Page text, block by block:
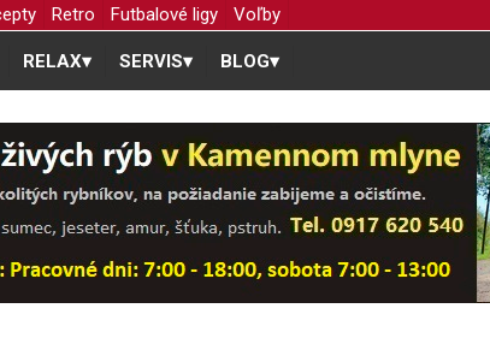
Retro Futbalové ligy Voľby
RELAX▾ SERVIS▾ BLOG▾